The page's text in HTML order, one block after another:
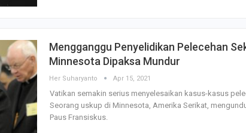
Mengganggu Penyelidikan Pelecehan
Minnesota Dipaksa Mundur
Her Suharyanto Apr 15, 2021
Vatikan semakin serius menyelesaikan kasus-kasus
Seorang uskup di Minnesota, Amerika Serikat,
Paus Fransiskus.